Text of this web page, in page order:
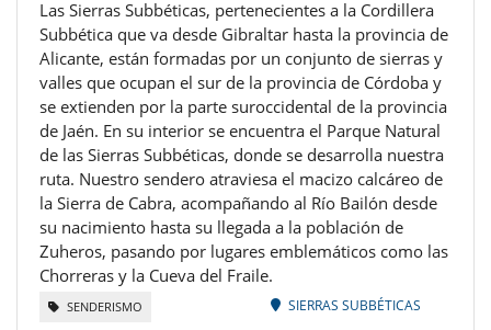
Las Sierras Subbéticas, pertenecientes a la Cordillera
Subbética que va desde Gibraltar hasta la provincia de
Alicante, están formadas por un conjunto de sierras y
valles que ocupan el sur de la provincia de Córdoba y
se extienden por la parte suroccidental de la provincia
de Jaén. En su interior se encuentra el Parque Natural
de las Sierras Subbéticas, donde se desarrolla nuestra
ruta. Nuestro sendero atraviesa el macizo calcáreo de
la Sierra de Cabra, acompañando al Río Bailón desde
su nacimiento hasta su llegada a la población de
Zuheros, pasando por lugares emblemáticos como las
Chorreras y la Cueva del Fraile.
SENDERISMO SIERRAS SUBBÉTICAS